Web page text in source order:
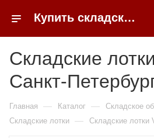
Купить складские лотки серии VP в Санкт-Петербурге | 0FFER
Складские
Санкт-
Главная — Каталог — Складское
Складские лотки — Складские лотки